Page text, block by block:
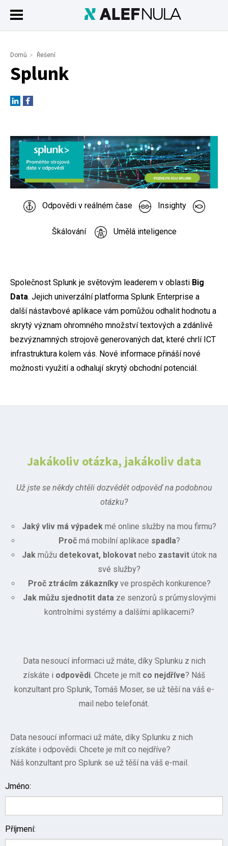
Domů Řešení
Splunk
Odpovědi v reálném čase Insighty
Škálování Umělá inteligence
Společnost Splunk je světovým leaderem v oblasti Big
Data. Jejich univerzální platforma Splunk Enterprise a
další nástavbové aplikace vám pomůžou odhalit hodnotu a
skrytý význam ohromného množství textových a zdánlivě
bezvýznamných strojově generovaných dat, které chrlí ICT
infrastruktura kolem vás. Nové informace přináší nové
možnosti využití a odhalují skrytý obchodní potenciál.
Jakákoliv otázka, jakákoliv data
Už jste se někdy chtěli dozvědět odpověď na podobnou
otázku?
Jaký vliv má výpadek mé online služby na mou firmu?
Pročmá mobilní aplikace spadla?
Jakmůžu detekovat, blokovat nebo zastavitútok na
své služby?
Proč ztrácím zákazníkyve prospěch konkurence?
Jak můžu sjednotit data ze senzorů s průmyslovými
kontrolními systémy a dalšími aplikacemi?
Data nesoucí informaci už máte, díky Splunku z nich
získáte i odpovědi . Chcete je mít co nejdříve? Náš
konzultant pro Splunk, Tomáš Moser, se už těší na váš e-
mail nebo telefonát.
Data nesoucí informaci už máte, díky Splunku z nich
získáte i odpovědi. Chcete je mít co nejdříve?
Náš konzultant pro Splunk se už těší na váš e-mail.
Jméno:
Příjmení: